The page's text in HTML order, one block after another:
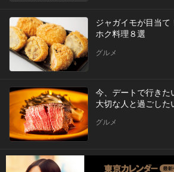
ジャガイモが目当て
ホク料理８選
グルメ
今、デートで行きた
大切な人と過ごし
グルメ